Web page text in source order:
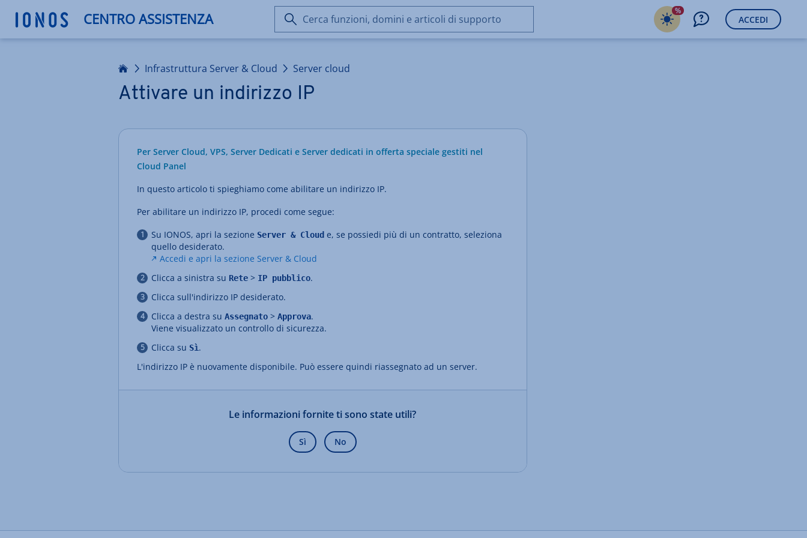
CENTRO ASSISTENZA
Cerca
funzioni,
%
ACCEDI
Homepage Infrastruttura Server & Cloud Server cloud
Attivare un indirizzo IP
Per Server Cloud, VPS, Server Dedicati e Server dedicati in offerta speciale gestiti nel
Cloud Panel
In questo articolo ti spieghiamo come abilitare un indirizzo IP.
Per abilitare un indirizzo IP, procedi come segue:
Su IONOS, apri la sezione Server & Cloud e, se possiedi più di un contratto, seleziona
quello desiderato.
Accedi e apri la sezione Server & Cloud
Clicca a sinistra su Rete > IP pubblico.
Clicca sull'indirizzo IP desiderato.
Clicca a destra su Assegnato > Approva.
Viene visualizzato un controllo di sicurezza.
Clicca su Sì.
L'indirizzo IP è nuovamente disponibile. Può essere quindi riassegnato ad un server.
Le informazioni fornite ti sono state utili?
Sì No